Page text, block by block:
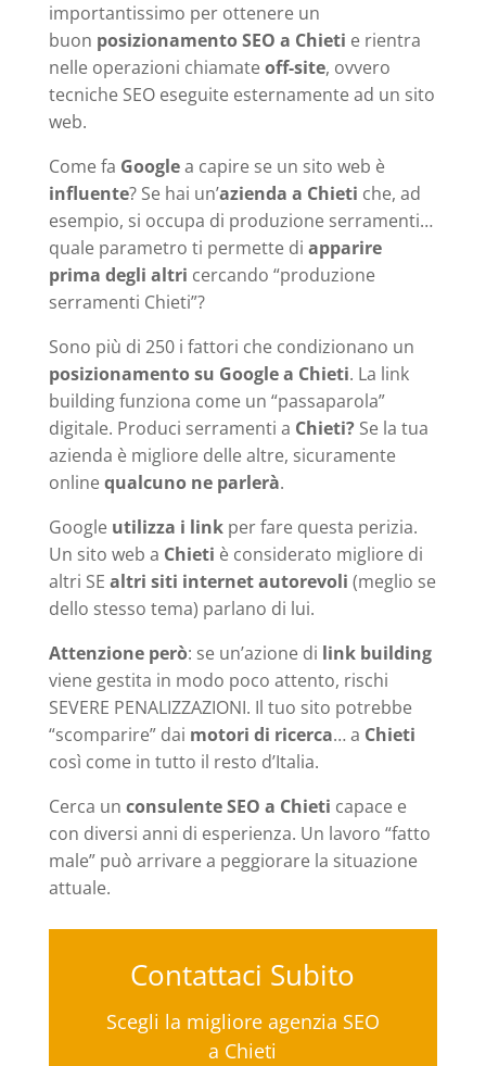
importantissimo per ottenere un
buon posizionamento SEO a Chieti e rientra
nelle operazioni chiamateoff-site, ovvero
tecniche SEO eseguite esternamente ad un sito
web.
Come fa Googlea capire se un sito web è
influente? Se hai un’azienda a Chieti che, ad
esempio, si occupa di produzione serramenti…
quale parametro ti permette di apparire
prima degli altri cercando “produzione
serramenti Chieti”?
Sono più di 250 i fattori che condizionano un
posizionamento su Google a Chieti. La link
building funziona come un “passaparola”
digitale. Produci serramenti a Chieti? Se la tua
azienda è migliore delle altre, sicuramente
onlinequalcuno ne parlerà.
Google utilizza i linkper fare questa perizia.
Un sito web a Chieti è considerato migliore di
altri SE altri siti internet autorevoli (meglio se
dello stesso tema) parlano di lui.
Attenzione però: se un’azione di link building
viene gestita in modo poco attento, rischi
SEVERE PENALIZZAZIONI. Il tuo sito potrebbe
“scomparire” dai motori di ricerca… a Chieti
così come in tutto il resto d’Italia.
Cerca un consulente SEO a Chieti capace e
con diversi anni di esperienza. Un lavoro “fatto
male” può arrivare a peggiorare la situazione
attuale.
Contattaci Subito
Scegli la migliore agenzia SEO
a Chieti